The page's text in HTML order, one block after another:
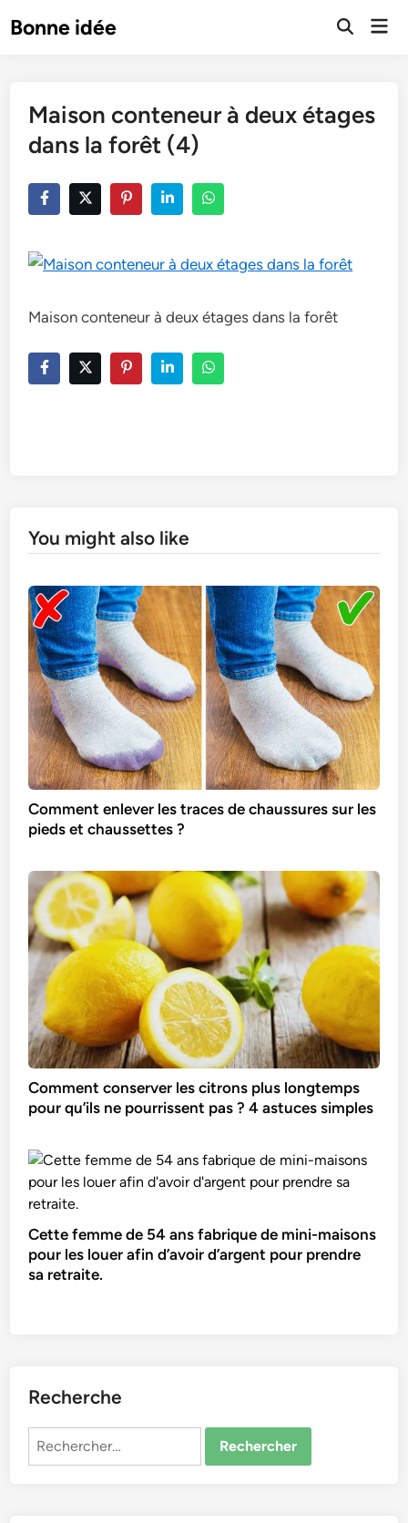
toBonne idée
Open
Maison conteneur à deux étages
dans la forêt (4)
Maison conteneur à deux étages dans la forêt
You might also like
Comment enlever les traces de chaussures sur les
pieds et chaussettes ?
Comment conserver les citrons plus longtemps
pour qu’ils ne pourrissent pas ? 4 astuces simples
Cette femme de 54 ans fabrique de mini-maisons
pour les louer afin d’avoir d’argent pour prendre
sa retraite.
Recherche
Rechercher :